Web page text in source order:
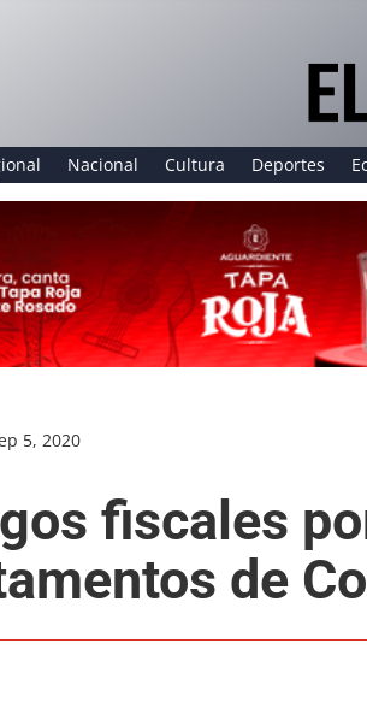
Nacional Cultura Deportes
5, 2020
fiscales
de